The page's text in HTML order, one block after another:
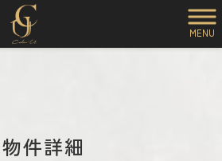
MENU
物件詳細